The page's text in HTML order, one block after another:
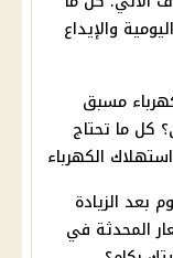
والإيداع
مسبق
كل ما تحتاج
الكهرباء
بعد الزيادة
المحدثة في